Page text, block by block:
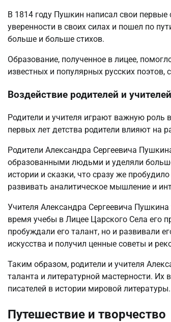
В 1814 году Пушкин написал свои
уверенности в своих силах и пошел по
больше и больше стихов.
Образование, полученное в лицее,
известных и популярных русских
Воздействие родителей и учителей
Родители и учителя играют важную роль
первых лет детства родители влияют на
Родители Александра Сергеевича
образованными людьми и уделяли
истории и сказки, что сразу же
развивать аналитическое мышление и
Учителя Александра Сергеевича
время учебы в Лицее Царского Села его
пробуждали его талант, но и развивали
искусства и получил ценные советы и
Таким образом, родители и учителя
таланта и литературной мастерности.
писателей в истории мировой литературы.
Путешествие и творчество